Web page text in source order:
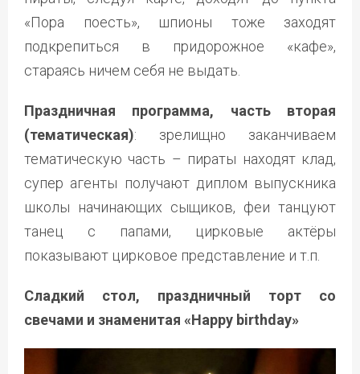
«Пора поесть», шпионы тоже заходят
подкрепиться в придорожное «кафе»,
стараясь ничем себя не выдать.
Праздничная программа, часть вторая
(тематическая): зрелищно заканчиваем
тематическую часть – пираты находят клад,
супер агенты получают диплом выпускника
школы начинающих сыщиков, феи танцуют
танец с папами, цирковые актёры
показывают цирковое представление и т.п.
Сладкий стол, праздничный торт со
свечами и знаменитая «Happy birthday»